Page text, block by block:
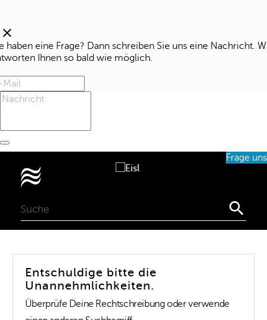
clear
haben eine Frage? Dann schreiben Sie uns eine Nachricht.
Ihnen so bald wie möglich.
Frage uns

Entschuldige bitte die
Unannehmlichkeiten.
Überprüfe Deine Rechtschreibung oder verwende